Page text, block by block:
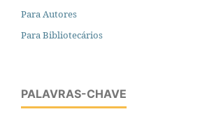
Para Autores
Para Bibliotecários
PALAVRAS-CHAVE